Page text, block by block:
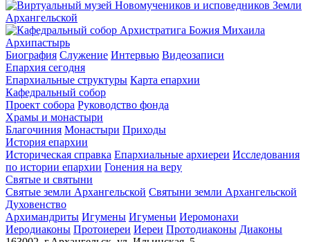
Архипастырь
Биография Служение Интервью Видеозаписи
Епархия сегодня
Епархиальные структуры Карта епархии
Кафедральный собор
Проект собора Руководство фонда
Храмы и монастыри
Благочиния Монастыри Приходы
История епархии
Историческая справка Епархиальные архиереи Исследования
по истории епархии Гонения на веру
Святые и святыни
Святые земли Архангельской Святыни земли Архангельской
Духовенство
Архимандриты Игумены Игуменьи Иеромонахи
Иеродиаконы Протоиереи Иереи Протодиаконы Диаконы